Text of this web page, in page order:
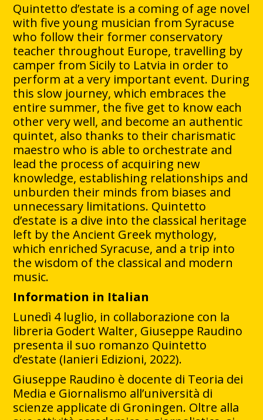
Quintetto d’estate is a coming of age novel
with five young musician from Syracuse
who follow their former conservatory
teacher throughout Europe, travelling by
camper from Sicily to Latvia in order to
perform at a very important event. During
this slow journey, which embraces the
entire summer, the five get to know each
other very well, and become an authentic
quintet, also thanks to their charismatic
maestro who is able to orchestrate and
lead the process of acquiring new
knowledge, establishing relationships and
unburden their minds from biases and
unnecessary limitations. Quintetto
d’estate is a dive into the classical heritage
left by the Ancient Greek mythology,
which enriched Syracuse, and a trip into
the wisdom of the classical and modern
music.
Information in Italian
Lunedì 4 luglio, in collaborazione con la
libreria Godert Walter, Giuseppe Raudino
presenta il suo romanzo Quintetto
d’estate (Ianieri Edizioni, 2022).
Giuseppe Raudino è docente di Teoria dei
Media e Giornalismo all’università di
scienze applicate di Groningen. Oltre alla